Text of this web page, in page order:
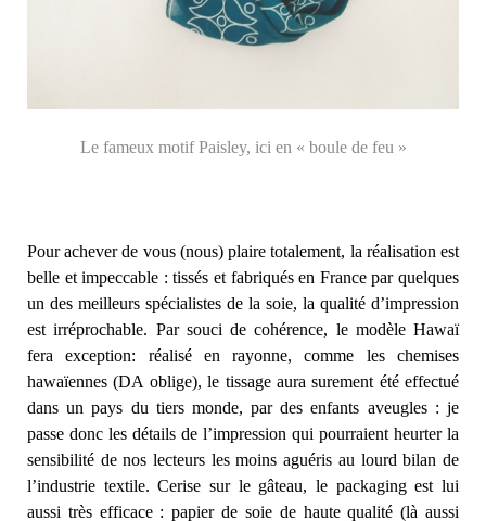
Le fameux motif Paisley, ici en « boule de feu »
Pour achever de vous (nous) plaire totalement, la réalisation est
belle et impeccable : tissés et fabriqués en France par quelques
un des meilleurs spécialistes de la soie, la qualité d’impression
est irréprochable. Par souci de cohérence, le modèle Hawaï
fera exception: réalisé en rayonne, comme les chemises
hawaïennes (DA oblige), le tissage aura surement été effectué
dans un pays du tiers monde, par des enfants aveugles : je
passe donc les détails de l’impression qui pourraient heurter la
sensibilité de nos lecteurs les moins aguéris au lourd bilan de
l’industrie textile. Cerise sur le gâteau, le packaging est lui
aussi très efficace : papier de soie de haute qualité (là aussi